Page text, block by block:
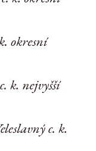
okresní
k. nejvyšší
c. k.